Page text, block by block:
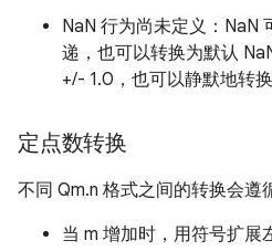
NaN 行为尚未定义：NaN
递，也可以转换为默认
+/- 1.0，也可以静默地转
定点数转换
不同 Qm.n 格式之间的转换会遵
当 m 增加时，用符号扩展